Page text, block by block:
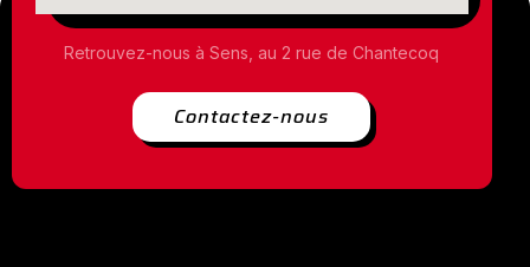
Retrouvez-nous à Sens, au 2 rue de Chantecoq
Contactez-nous